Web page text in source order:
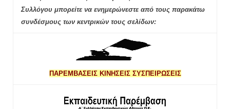
Συλλόγου μπορείτε να ενημερώνεστε από τους παρακάτω
συνδέσμους των κεντρικών τους σελίδων:
ΠΑΡΕΜΒΑΣΕΙΣ ΚΙΝΗΣΕΙΣ ΣΥΣΠΕΙΡΩΣΕΙΣ